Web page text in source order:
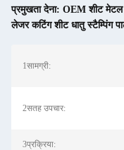
प्रमुखता देना: OEM शीट मेटल
लेजर कटिंग शीट धातु स्टैम्पिंग
1सामग्री:
2सतह उपचार:
3प्रक्रिया: